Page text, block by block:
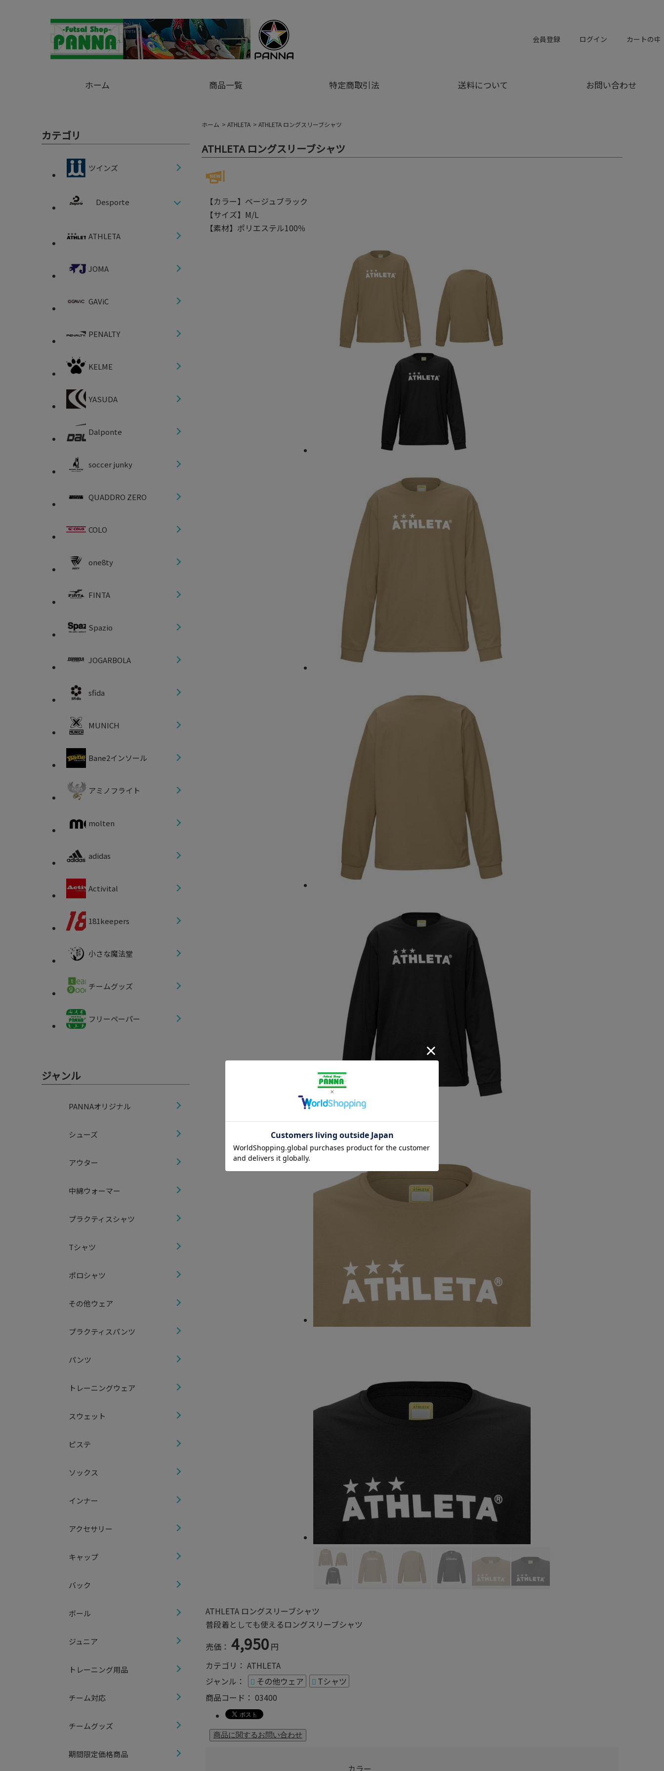
会員登録 ログイン カートの中
ホーム 商品一覧 特定商取引法 送料について お問い合わせ
ホーム ATHLETA ATHLETA ロングスリーブシャツ
ATHLETA ロングスリーブシャツ
【カラー】ベージュブラック
【サイズ】M/L
【素材】ポリエステル100％
ATHLETA ロングスリーブシャツ
普段着としても使えるロングスリーブシャツ
売価： 4,950 円
カテゴリ： ATHLETA
ジャンル：
その他ウェア
Tシャツ
商品コード： 03400
カラー
カテゴリ
ツインズ
Desporte
ATHLETA
JOMA
GAViC
PENALTY
KELME
YASUDA
Dalponte
soccer junky
QUADDRO ZERO
COLO
one8ty
FINTA
Spazio
JOGARBOLA
sfida
MUNICH
Bane2インソール
アミノフライト
molten
adidas
Activital
181keepers
小さな魔法堂
チームグッズ
フリーペーパー
ジャンル
PANNAオリジナル
シューズ
アウター
中綿ウォーマー
プラクティスシャツ
Tシャツ
ポロシャツ
その他ウェア
プラクティスパンツ
パンツ
トレーニングウェア
スウェット
ピステ
ソックス
インナー
アクセサリー
キャップ
バック
ボール
ジュニア
トレーニング用品
チーム対応
チームグッズ
期間限定価格商品